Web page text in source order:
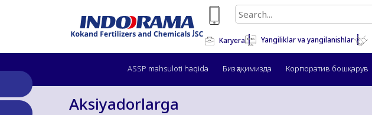
Karyera Yangiliklar va yangilanishlar
ASSP mahsuloti haqida Биз ҳақимизда Корпоратив бошқарув
Aksiyadorlarga